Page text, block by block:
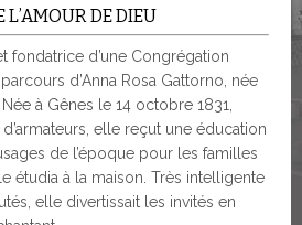
L’AMOUR DE DIEU
fondatrice d’une Congrégation
d’Anna Rosa Gattorno, née
à Gênes le 14 octobre 1831,
elle reçut une éducation
de l’époque pour les familles
étudia à la maison. Très intelligente
elle divertissait les invités en